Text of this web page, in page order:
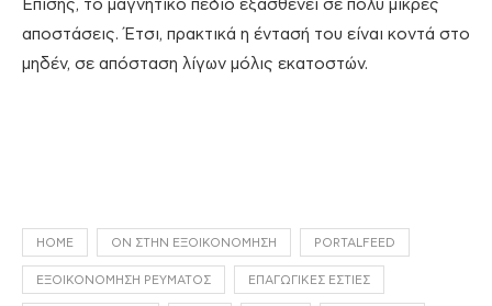
Επίσης, το μαγνητικό πεδίο εξασθενεί σε πολύ μικρές
αποστάσεις. Έτσι, πρακτικά η έντασή του είναι κοντά στο
μηδέν, σε απόσταση λίγων μόλις εκατοστών.
HOME ON ΣΤΗΝ ΕΞΟΙΚΟΝΌΜΗΣΗ PORTALFEED
ΕΞΟΙΚΟΝΌΜΗΣΗ ΡΕΎΜΑΤΟΣ ΕΠΑΓΩΓΙΚΈΣ ΕΣΤΊΕΣ